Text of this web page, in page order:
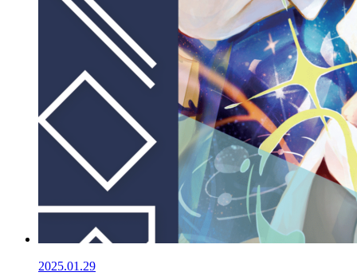
2025.01.29